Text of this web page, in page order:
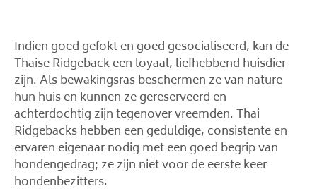
Indien goed gefokt en goed gesocialiseerd, kan de
Thaise Ridgeback een loyaal, liefhebbend huisdier
zijn. Als bewakingsras beschermen ze van nature
hun huis en kunnen ze gereserveerd en
achterdochtig zijn tegenover vreemden. Thai
Ridgebacks hebben een geduldige, consistente en
ervaren eigenaar nodig met een goed begrip van
hondengedrag; ze zijn niet voor de eerste keer
hondenbezitters.